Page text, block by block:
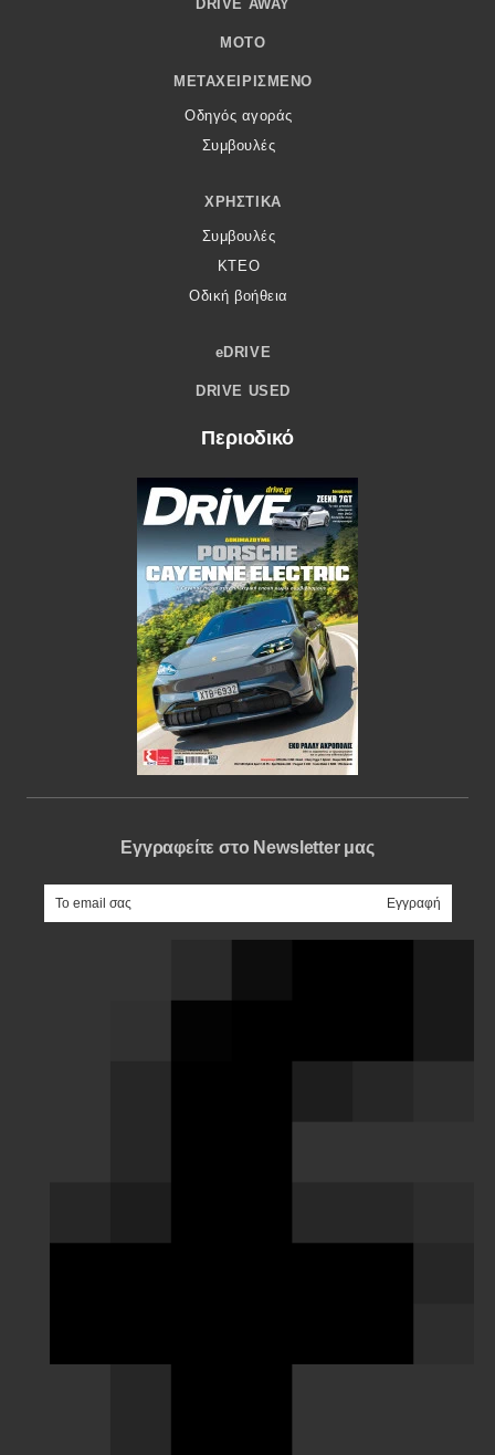
DRIVE AWAY
MOTO
ΜΕΤΑΧΕΙΡΙΣΜΈΝΟ
Οδηγός αγοράς
Συμβουλές
ΧΡΗΣΤΙΚΆ
Συμβουλές
ΚΤΕΟ
Οδική βοήθεια
eDRIVE
DRIVE USED
Περιοδικό
Εγγραφείτε στο Newsletter μας
e-mail